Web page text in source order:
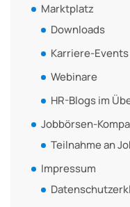
Marktplatz
Downloads
Karriere-Events
Webinare
HR-Blogs im
Jobbörsen-
Teilnahme an
Impressum